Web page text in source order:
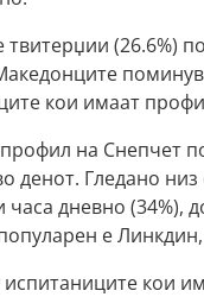
твитерџии (26.6%)
кои имаат
профил на Снепчет
денот. Гледано
часа дневно (34%),
е
кои